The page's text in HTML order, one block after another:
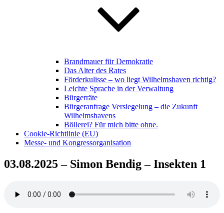
Brandmauer für Demokratie
Das Alter des Rates
Förderkulisse – wo liegt Wilhelmshaven richtig?
Leichte Sprache in der Verwaltung
Bürgerräte
Bürgeranfrage Versiegelung – die Zukunft
Wilhelmshavens
Böllerei? Für mich bitte ohne.
Cookie-Richtlinie (EU)
Messe- und Kongressorganisation
03.08.2025 – Simon Bendig – Insekten 1